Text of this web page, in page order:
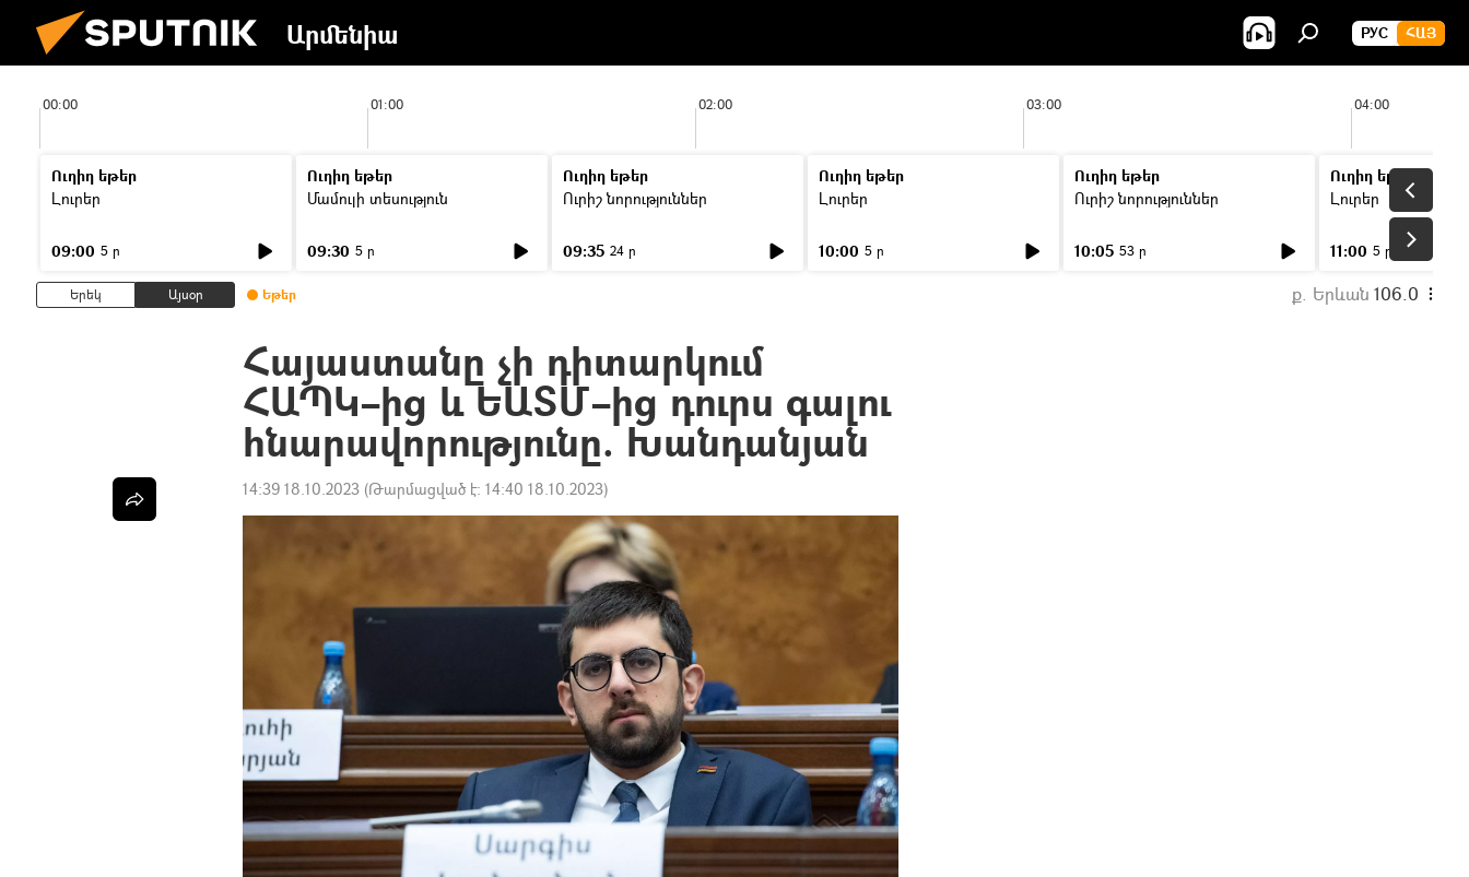
Արմենիա РУС ՀԱՅ
00:00 01:00 02:00 03:00 04:00
Ուղիղ եթեր
Լուրեր
09:00 5 ր
Ուղիղ եթեր
Մամուլի տեսություն
09:30 5 ր
Ուղիղ եթեր
Ուրիշ նորություններ
09:35 24 ր
Ուղիղ եթեր
Լուրեր
10:00 5 ր
Ուղիղ եթեր
Ուրիշ նորություններ
10:05 53 ր
Ուղիղ եթեր
Լուրեր
11:00 5 ր
Երեկ Այսօր Եթեր ք. Երևան 106.0
Հայաստանը չի դիտարկում
ՀԱՊԿ–ից և ԵԱՏՄ–ից դուրս գալու
հնարավորությունը. Խանդանյան
14:39 18.10.2023 (Թարմացված է: 14:40 18.10.2023)